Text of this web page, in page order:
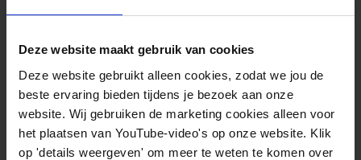
Deze website maakt gebruik van cookies
Deze website gebruikt alleen cookies, zodat we jou de
beste ervaring bieden tijdens je bezoek aan onze
website. Wij gebruiken de marketing cookies alleen voor
het plaatsen van YouTube-video's op onze website. Klik
op 'details weergeven' om meer te weten te komen over